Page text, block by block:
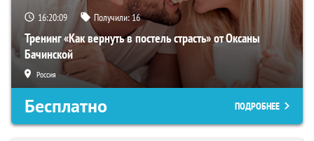
16:20:09 Получили:16
Тренинг «Как вернуть в постель страсть» от Оксаны
Бачинской
Россия
Бесплатно ПОДРОБНЕЕ